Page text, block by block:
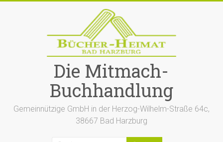
Die Mitmach-
Buchhandlung
Gemeinnützige GmbH in der Herzog-Wilhelm-Straße 64c,
38667 Bad Harzburg